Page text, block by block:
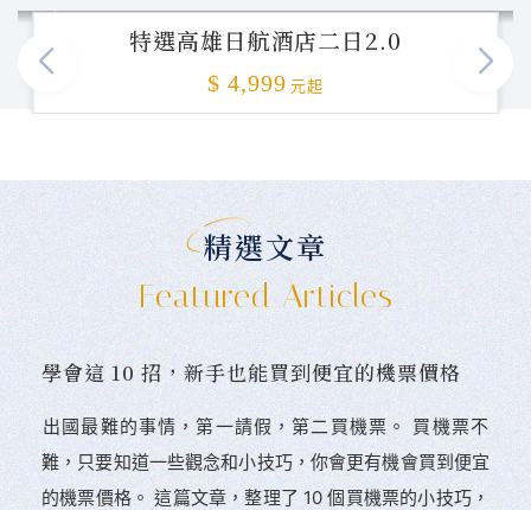
特選高雄日航酒店二日2.0
$ 4,999 元起
精選文章
Featured Articles
學會這 10 招，新手也能買到便宜的機票價格
󠀠出國最難的事情，第一請假，第二買機票。 󠀠買機票不
難，只要知道一些觀念和小技巧，你會更有機會買到便宜
的機票價格。 這篇文章，整理了 10 個買機票的小技巧，